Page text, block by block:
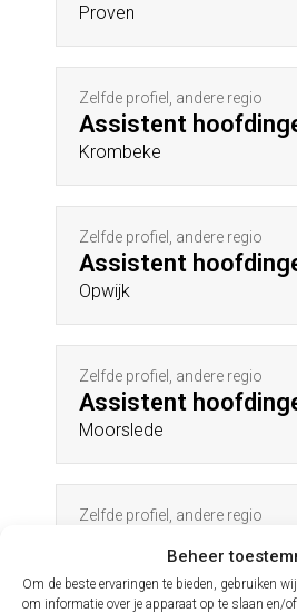
Beheer
Om de beste ervaringen te bieden, gebruiken
om informatie over je apparaat op te slaan en/
Proven
Zelfde profiel, andere regio
Assistent
Krombeke
Zelfde profiel, andere regio
Assistent
Opwijk
Zelfde profiel, andere regio
Assistent
Moorslede
Zelfde profiel, andere regio